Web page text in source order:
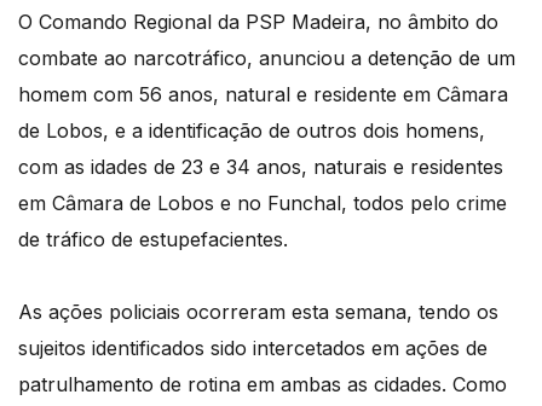
O Comando Regional da PSP Madeira, no âmbito do
combate ao narcotráfico, anunciou a detenção de um
homem com 56 anos, natural e residente em Câmara
de Lobos, e a identificação de outros dois homens,
com as idades de 23 e 34 anos, naturais e residentes
em Câmara de Lobos e no Funchal, todos pelo crime
de tráfico de estupefacientes.
As ações policiais ocorreram esta semana, tendo os
sujeitos identificados sido intercetados em ações de
patrulhamento de rotina em ambas as cidades. Como